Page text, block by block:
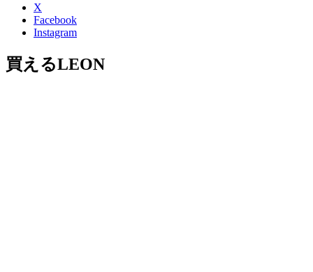
X
Facebook
Instagram
買えるLEON